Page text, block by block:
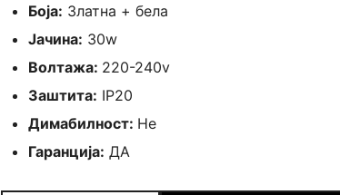
Боја: Златна + бела
Јачина: 30w
Волтажа: 220-240v
Заштита: IP20
Димабилност: Не
Гаранција: ДА